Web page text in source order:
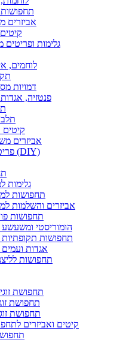
תחפושות
אביזרים
גלימות
לוחמים,
דמויות
פנטזיה,
קיטים
אביזרים
פריטי לבוש ובסיס לתחפושות (DIY)
גלימות
תחפושות
אביזרים והשלמות
תחפושות
הומוריסטי ומשעשע
תחפושות תקופתיות
אגדות
תחפושות
תחפושת
תחפושת
תחפושת
קיטים ואביזרים